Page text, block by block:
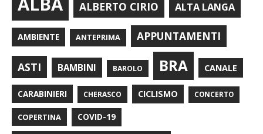
ALBERTO CIRIO ALTA LANGA
AMBIENTE ANTEPRIMA APPUNTAMENTI
ASTI BAMBINI BAROLO BRA CANALE
CARABINIERI CHERASCO CICLISMO CONCERTO
COPERTINA COVID-19